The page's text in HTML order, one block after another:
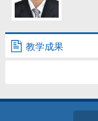
教学成果